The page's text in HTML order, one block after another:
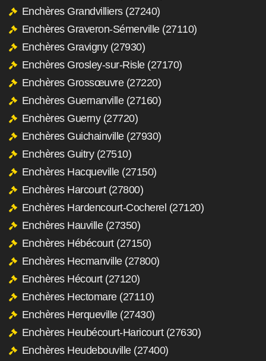
Enchères Grandvilliers (27240)
Enchères Graveron-Sémerville (27110)
Enchères Gravigny (27930)
Enchères Grosley-sur-Risle (27170)
Enchères Grossœuvre (27220)
Enchères Guernanville (27160)
Enchères Guerny (27720)
Enchères Guichainville (27930)
Enchères Guitry (27510)
Enchères Hacqueville (27150)
Enchères Harcourt (27800)
Enchères Hardencourt-Cocherel (27120)
Enchères Hauville (27350)
Enchères Hébécourt (27150)
Enchères Hecmanville (27800)
Enchères Hécourt (27120)
Enchères Hectomare (27110)
Enchères Herqueville (27430)
Enchères Heubécourt-Haricourt (27630)
Enchères Heudebouville (27400)